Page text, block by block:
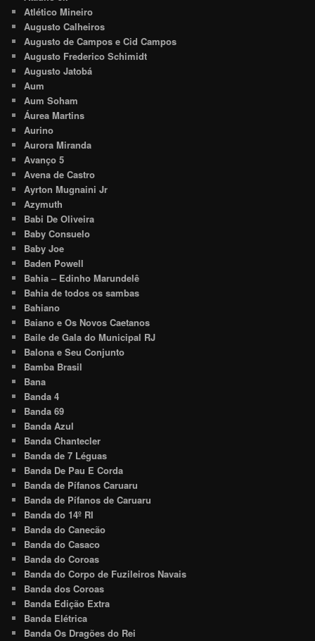
Atlético Mineiro
Augusto Calheiros
Augusto de Campos e Cid Campos
Augusto Frederico Schimidt
Augusto Jatobá
Aum
Aum Soham
Áurea Martins
Aurino
Aurora Miranda
Avanço 5
Avena de Castro
Ayrton Mugnaini Jr
Azymuth
Babi De Oliveira
Baby Consuelo
Baby Joe
Baden Powell
Bahia – Edinho Marundelê
Bahia de todos os sambas
Bahiano
Baiano e Os Novos Caetanos
Baile de Gala do Municipal RJ
Balona e Seu Conjunto
Bamba Brasil
Bana
Banda 4
Banda 69
Banda Azul
Banda Chantecler
Banda de 7 Léguas
Banda De Pau E Corda
Banda de Pífanos Caruaru
Banda de Pífanos de Caruaru
Banda do 14º RI
Banda do Canecão
Banda do Casaco
Banda do Coroas
Banda do Corpo de Fuzileiros Navais
Banda dos Coroas
Banda Edição Extra
Banda Elétrica
Banda Os Dragões do Rei